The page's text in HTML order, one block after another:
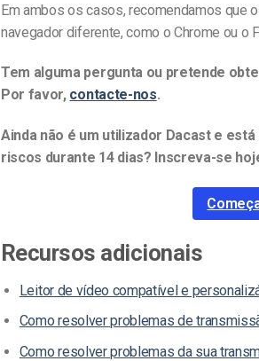
Em ambos os casos, recomendamos que
navegador diferente, como o Chrome ou o
Tem alguma pergunta ou pretende
Por favor, contacte-nos.
Ainda não é um utilizador Dacast e
riscos durante 14 dias? Inscreva-se
Recursos adicionais
Leitor de vídeo compatível e
Como resolver problemas de
Como resolver problemas da sua